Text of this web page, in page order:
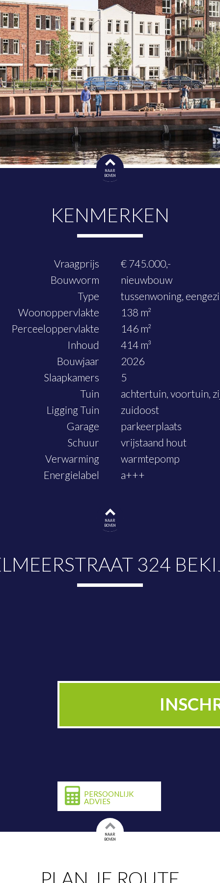
Heipalen t.b.v. uitbouw 2,4m begane grond
installatie keuken t.b.v. parallelopstelling, set van 2
bedrade leiding tuinverlichting achtergevel en een
de woningen in het plan kenbaar maken.
makelaars.
NAAR
BOVEN
KENMERKEN
Vraagprijs
€ 745.000,-
Bouwvorm
nieuwbouw
Type
tussenwoning,
Woonoppervlakte
138 m²
Perceeloppervlakte
146 m²
Inhoud
414 m³
Bouwjaar
2026
Slaapkamers
5
Tuin
achtertuin, voortuin,
Ligging Tuin
zuidoost
Garage
parkeerplaats
Schuur
vrijstaand hout
Verwarming
warmtepomp
Energielabel
a+++
NAAR
BOVEN
324
PLAN NU
PERSOONLIJK
ADVIES
NAAR
BOVEN
PLAN JE ROUTE